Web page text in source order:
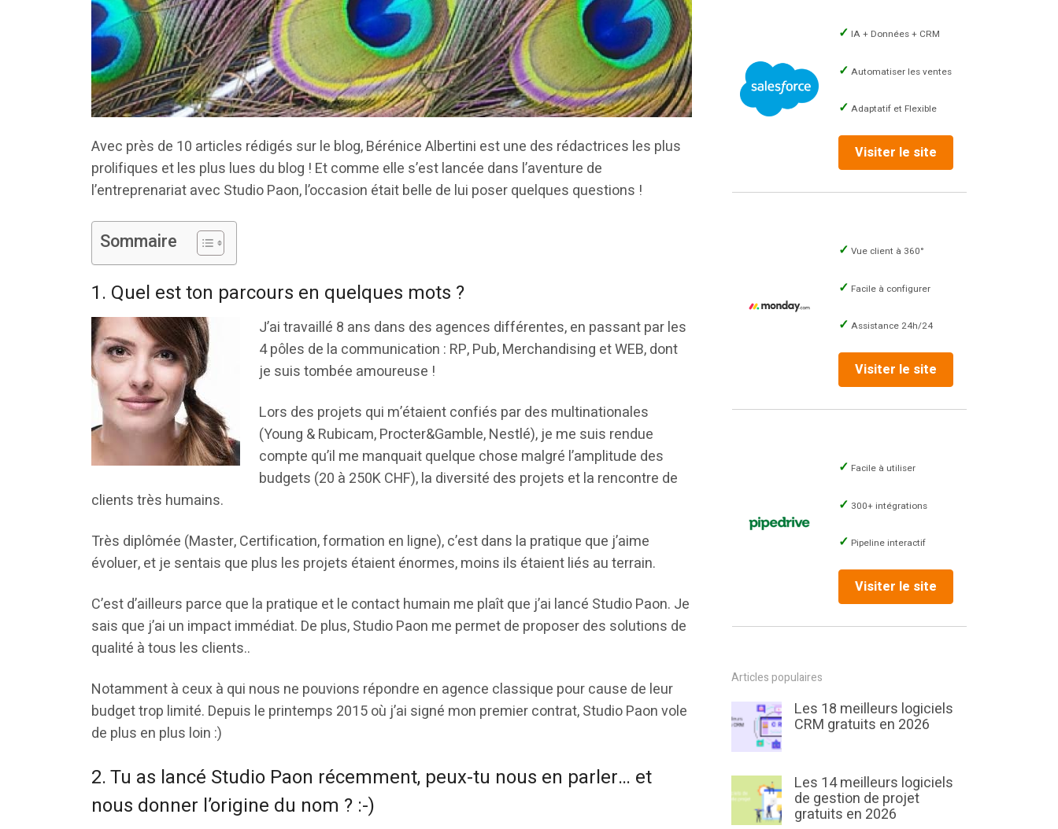
Avec près de 10 articles rédigés sur le blog, Bérénice Albertini est une des rédactrices les plus
prolifiques et les plus lues du blog ! Et comme elle s’est lancée dans l’aventure de
l’entreprenariat avec Studio Paon, l’occasion était belle de lui poser quelques questions !
Sommaire
1. Quel est ton parcours en quelques mots ?
J’ai travaillé 8 ans dans des agences différentes, en passant par les
4 pôles de la communication : RP, Pub, Merchandising et WEB, dont
je suis tombée amoureuse !
Lors des projets qui m’étaient confiés par des multinationales
(Young & Rubicam, Procter&Gamble, Nestlé), je me suis rendue
compte qu’il me manquait quelque chose malgré l’amplitude des
budgets (20 à 250K CHF), la diversité des projets et la rencontre de
clients très humains.
Très diplômée (Master, Certification, formation en ligne), c’est dans la pratique que j’aime
évoluer, et je sentais que plus les projets étaient énormes, moins ils étaient liés au terrain.
C’est d’ailleurs parce que la pratique et le contact humain me plaît que j’ai lancé Studio Paon. Je
sais que j’ai un impact immédiat. De plus, Studio Paon me permet de proposer des solutions de
qualité à tous les clients..
Notamment à ceux à qui nous ne pouvions répondre en agence classique pour cause de leur
budget trop limité. Depuis le printemps 2015 où j’ai signé mon premier contrat, Studio Paon vole
de plus en plus loin :)
2. Tu as lancé Studio Paon récemment, peux-tu nous en parler… et
nous donner l’origine du nom ? :-)
IA + Données + CRM
Automatiser les ventes
Adaptatif et Flexible
Visiter le site
Vue client à 360°
Facile à configurer
Assistance 24h/24
Visiter le site
Facile à utiliser
300+ intégrations
Pipeline interactif
Visiter le site
Articles populaires
Les 18 meilleurs logiciels
CRM gratuits en 2026
Les 14 meilleurs logiciels
de gestion de projet
gratuits en 2026